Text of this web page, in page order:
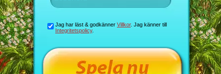
Jag har läst & godkänner Villkor. Jag känner till
Integritetspolicy.